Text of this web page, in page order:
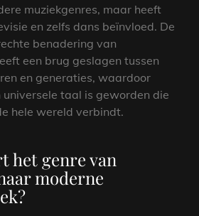
muziekgenres, maar heeft
en zelfs dans beïnvloed. De
benadering van
een brug geslagen tussen
en generaties, waardoor
universele taal is geworden die
hele wereld verbindt.
het genre van
moderne